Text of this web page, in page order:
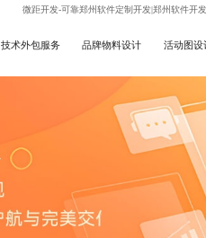
微距开发-可靠郑州软件定制开发|郑州软件开
技术外包服务 品牌物料设计 活动图设